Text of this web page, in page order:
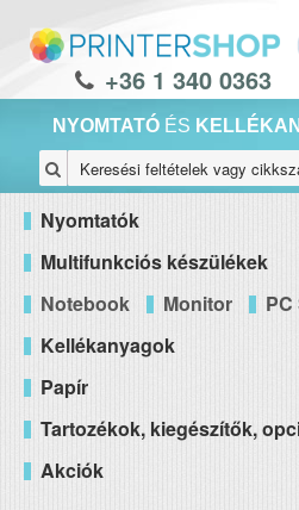
+36 1 340 0363
NYOMTATÓ ÉS
Nyomtatók
Multifunkciós készülékek
Notebook
Monitor
Kellékanyagok
Papír
Tartozékok, kiegészítők,
Akciók